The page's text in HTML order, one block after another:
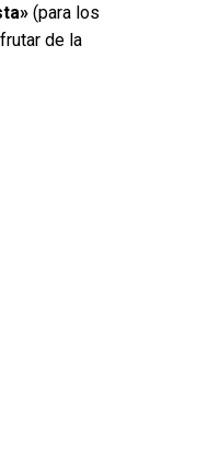
(para los
de la